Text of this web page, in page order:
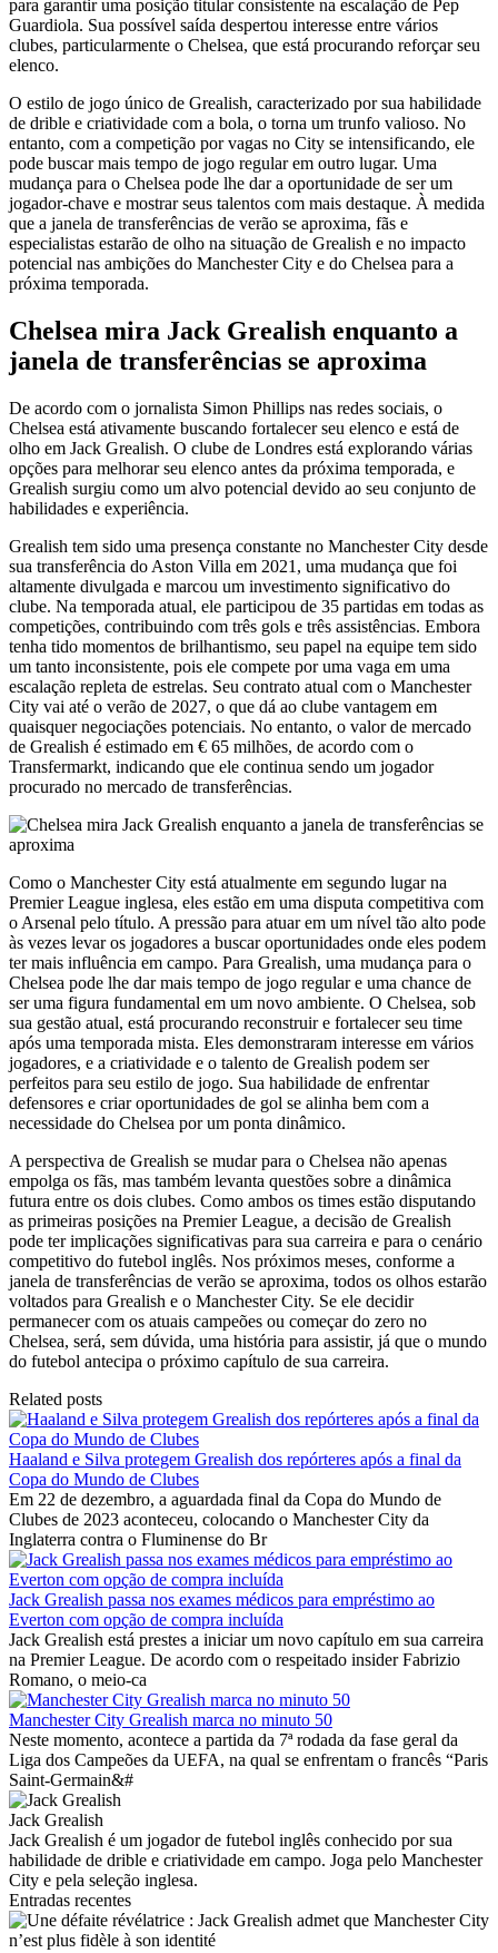
para garantir uma posição titular consistente na escalação de Pep
Guardiola. Sua possível saída despertou interesse entre vários
clubes, particularmente o Chelsea, que está procurando reforçar seu
elenco.
O estilo de jogo único de Grealish, caracterizado por sua habilidade
de drible e criatividade com a bola, o torna um trunfo valioso. No
entanto, com a competição por vagas no City se intensificando, ele
pode buscar mais tempo de jogo regular em outro lugar. Uma
mudança para o Chelsea pode lhe dar a oportunidade de ser um
jogador-chave e mostrar seus talentos com mais destaque. À medida
que a janela de transferências de verão se aproxima, fãs e
especialistas estarão de olho na situação de Grealish e no impacto
potencial nas ambições do Manchester City e do Chelsea para a
próxima temporada.
Chelsea mira Jack Grealish enquanto a
janela de transferências se aproxima
De acordo com o jornalista Simon Phillips nas redes sociais, o
Chelsea está ativamente buscando fortalecer seu elenco e está de
olho em Jack Grealish. O clube de Londres está explorando várias
opções para melhorar seu elenco antes da próxima temporada, e
Grealish surgiu como um alvo potencial devido ao seu conjunto de
habilidades e experiência.
Grealish tem sido uma presença constante no Manchester City desde
sua transferência do Aston Villa em 2021, uma mudança que foi
altamente divulgada e marcou um investimento significativo do
clube. Na temporada atual, ele participou de 35 partidas em todas as
competições, contribuindo com três gols e três assistências. Embora
tenha tido momentos de brilhantismo, seu papel na equipe tem sido
um tanto inconsistente, pois ele compete por uma vaga em uma
escalação repleta de estrelas. Seu contrato atual com o Manchester
City vai até o verão de 2027, o que dá ao clube vantagem em
quaisquer negociações potenciais. No entanto, o valor de mercado
de Grealish é estimado em € 65 milhões, de acordo com o
Transfermarkt, indicando que ele continua sendo um jogador
procurado no mercado de transferências.
Como o Manchester City está atualmente em segundo lugar na
Premier League inglesa, eles estão em uma disputa competitiva com
o Arsenal pelo título. A pressão para atuar em um nível tão alto pode
às vezes levar os jogadores a buscar oportunidades onde eles podem
ter mais influência em campo. Para Grealish, uma mudança para o
Chelsea pode lhe dar mais tempo de jogo regular e uma chance de
ser uma figura fundamental em um novo ambiente. O Chelsea, sob
sua gestão atual, está procurando reconstruir e fortalecer seu time
após uma temporada mista. Eles demonstraram interesse em vários
jogadores, e a criatividade e o talento de Grealish podem ser
perfeitos para seu estilo de jogo. Sua habilidade de enfrentar
defensores e criar oportunidades de gol se alinha bem com a
necessidade do Chelsea por um ponta dinâmico.
A perspectiva de Grealish se mudar para o Chelsea não apenas
empolga os fãs, mas também levanta questões sobre a dinâmica
futura entre os dois clubes. Como ambos os times estão disputando
as primeiras posições na Premier League, a decisão de Grealish
pode ter implicações significativas para sua carreira e para o cenário
competitivo do futebol inglês. Nos próximos meses, conforme a
janela de transferências de verão se aproxima, todos os olhos estarão
voltados para Grealish e o Manchester City. Se ele decidir
permanecer com os atuais campeões ou começar do zero no
Chelsea, será, sem dúvida, uma história para assistir, já que o mundo
do futebol antecipa o próximo capítulo de sua carreira.
Related posts
Haaland e Silva protegem Grealish dos repórteres após a final da
Copa do Mundo de Clubes
Em 22 de dezembro, a aguardada final da Copa do Mundo de
Clubes de 2023 aconteceu, colocando o Manchester City da
Inglaterra contra o Fluminense do Br
Jack Grealish passa nos exames médicos para empréstimo ao
Everton com opção de compra incluída
Jack Grealish está prestes a iniciar um novo capítulo em sua carreira
na Premier League. De acordo com o respeitado insider Fabrizio
Romano, o meio-ca
Manchester City Grealish marca no minuto 50
Neste momento, acontece a partida da 7ª rodada da fase geral da
Liga dos Campeões da UEFA, na qual se enfrentam o francês “Paris
Saint-Germain&#
Jack Grealish
Jack Grealish é um jogador de futebol inglês conhecido por sua
habilidade de drible e criatividade em campo. Joga pelo Manchester
City e pela seleção inglesa.
Entradas recentes